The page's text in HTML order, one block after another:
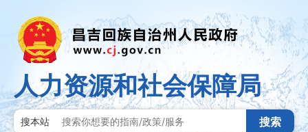
人力资源和社会保障局
搜本站 搜索